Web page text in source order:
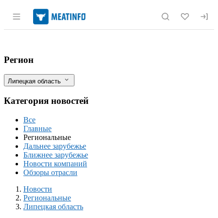
Раздел навигации по сайту
В Липецкой области наблюдается
Фильтры
Регион
Липецкая область
Категория новостей
Все
Главные
Региональные
Дальнее зарубежье
Ближнее зарубежье
Новости компаний
Обзоры отрасли
Новости
Разделы
Новости
Региональные
Липецкая область